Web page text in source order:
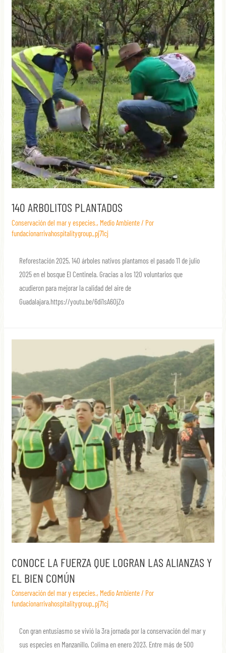
140 ARBOLITOS PLANTADOS
Conservación del mar y especies., Medio Ambiente/ Por
fundacionarrivahospitalitygroup_pj71cj
Reforestación 2025, 140 árboles nativos plantamos el pasado 11 de julio
2025 en el bosque El Centinela. Gracias a los 120 voluntarios que
acudieron para mejorar la calidad del aire de
Guadalajara.https://youtu.be/6di1sA6OjZo
CONOCE LA FUERZA QUE LOGRAN LAS ALIANZAS Y
EL BIEN COMÚN
Conservación del mar y especies., Medio Ambiente/ Por
fundacionarrivahospitalitygroup_pj71cj
Con gran entusiasmo se vivió la 3ra jornada por la conservación del mar y
sus especies en Manzanillo, Colima en enero 2023. Entre más de 500